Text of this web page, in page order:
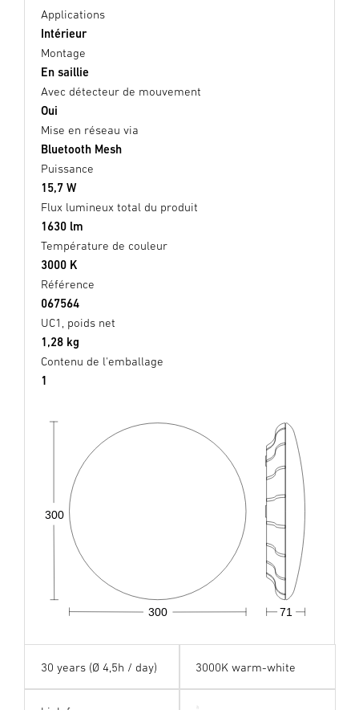
Applications
Intérieur
Montage
En saillie
Avec détecteur de mouvement
Oui
Mise en réseau via
Bluetooth Mesh
Puissance
15,7 W
Flux lumineux total du produit
1630 lm
Température de couleur
3000 K
Référence
067564
UC1, poids net
1,28 kg
Contenu de l'emballage
1
71
300
300
30 years (Ø 4,5h / day) 3000K warm-white